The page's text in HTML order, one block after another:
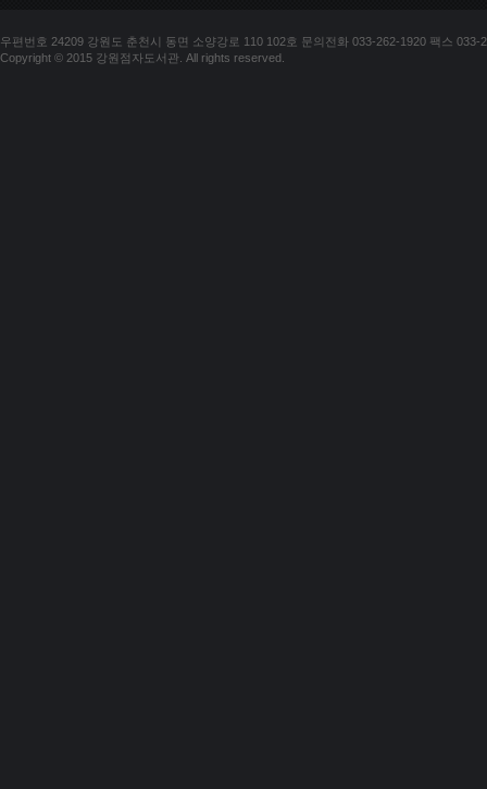
우편번호 24209 강원도 춘천시 동면 소양강로 110 102호 문의전화 033-262-1920 팩스 033-
Copyright © 2015 강원점자도서관. All rights reserved.